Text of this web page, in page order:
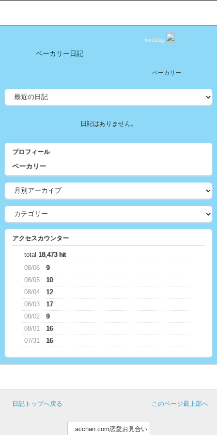
love2log
ベーカリー日記
ベーカリー
日記はありません。
プロフィール
ベーカリー
アクセスカウンター
total 18,473 hit
08/06
9
08/05
10
08/04
12
08/03
17
08/02
9
08/01
16
07/31
16
このページ最上部へ
日記トップへ戻る